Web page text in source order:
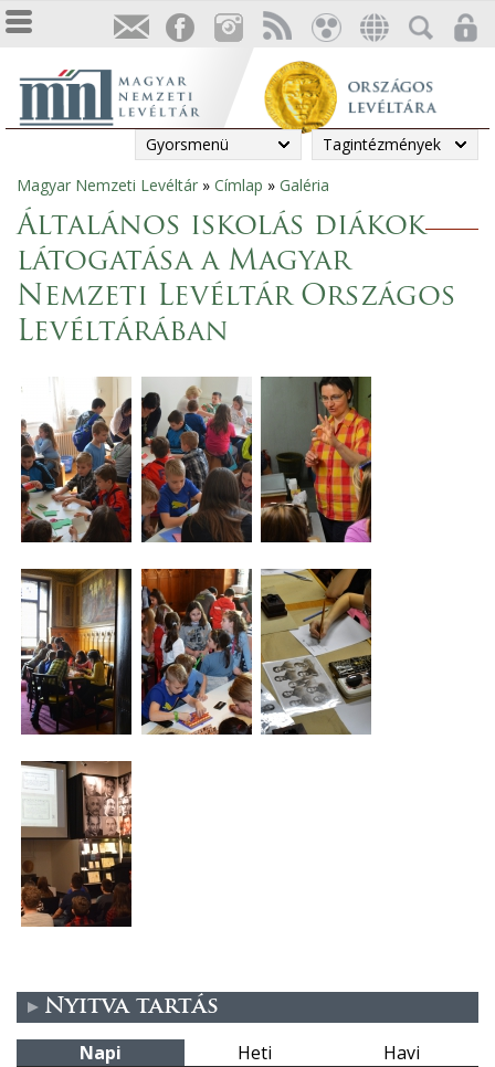
Gyorsmenü Tagintézmények
Jelenlegi
hely
Magyar Nemzeti Levéltár » Címlap » Galéria
Általános iskolás diákok
látogatása a Magyar
Nemzeti Levéltár Országos
Levéltárában
Nyitva tartás
Napi Heti Havi